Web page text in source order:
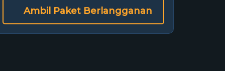
Ambil Paket Berlangganan